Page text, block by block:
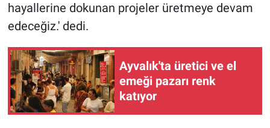
hayallerine dokunan projeler üretmeye devam
edeceğiz.' dedi.
Ayvalık'ta üretici ve el
emeği pazarı renk
katıyor